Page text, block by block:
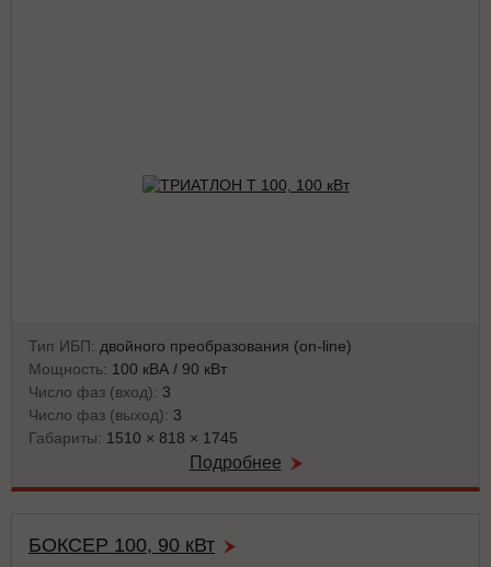
Тип ИБП: двойного преобразования (on-line)
Мощность: 100 кВА / 90 кВт
Число фаз (вход): 3
Число фаз (выход): 3
Габариты: 1510 × 818 × 1745
Подробнее
БОКСЕР 100, 90 кВт